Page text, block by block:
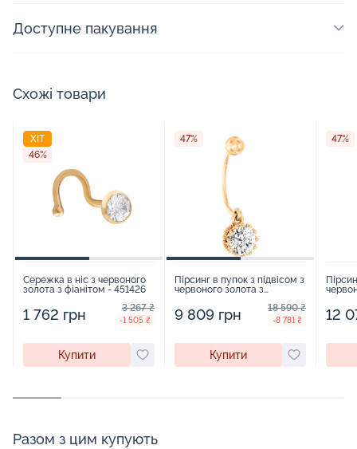
Доступне пакування
Схожі товари
ХІТ
46%
Сережка в ніс з червоного
золота з фіанітом - 451426
1 762 грн 3 267 ₴
-1 505 ₴
Купити
47%
Пірсинг в пупок з підвісом з
червоного золота з
9 809 грн 18 590 ₴
-8 781 ₴
Купити
47%
12
Разом з цим купують